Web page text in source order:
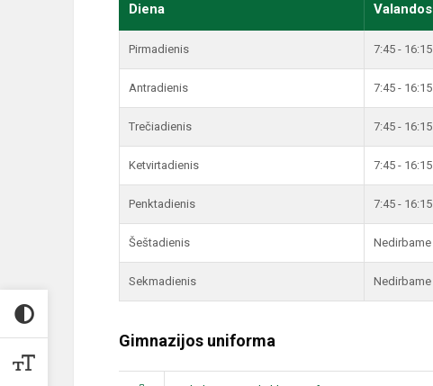
Diena Valandos
Pirmadienis 7:45 - 16:15
Antradienis 7:45 - 16:15
Trečiadienis 7:45 - 16:15
Ketvirtadienis 7:45 - 16:15
Penktadienis 7:45 - 16:15
Šeštadienis Nedirbame
Sekmadienis Nedirbame
Gimnazijos uniforma